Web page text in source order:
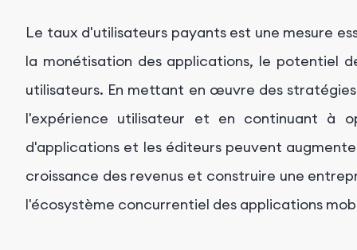
Le taux d'utilisateurs payants est une mesure
la monétisation des applications, le potentiel
utilisateurs. En mettant en œuvre des
l'expérience utilisateur et en continuant à
d'applications et les éditeurs peuvent
croissance des revenus et construire une
l'écosystème concurrentiel des applications